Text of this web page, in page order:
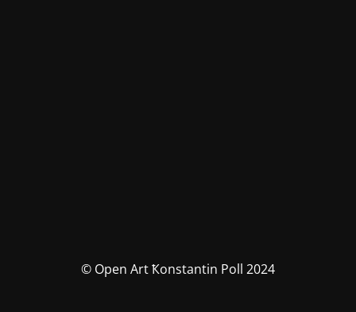
© Open Art Ҟonstantin Poll 2024